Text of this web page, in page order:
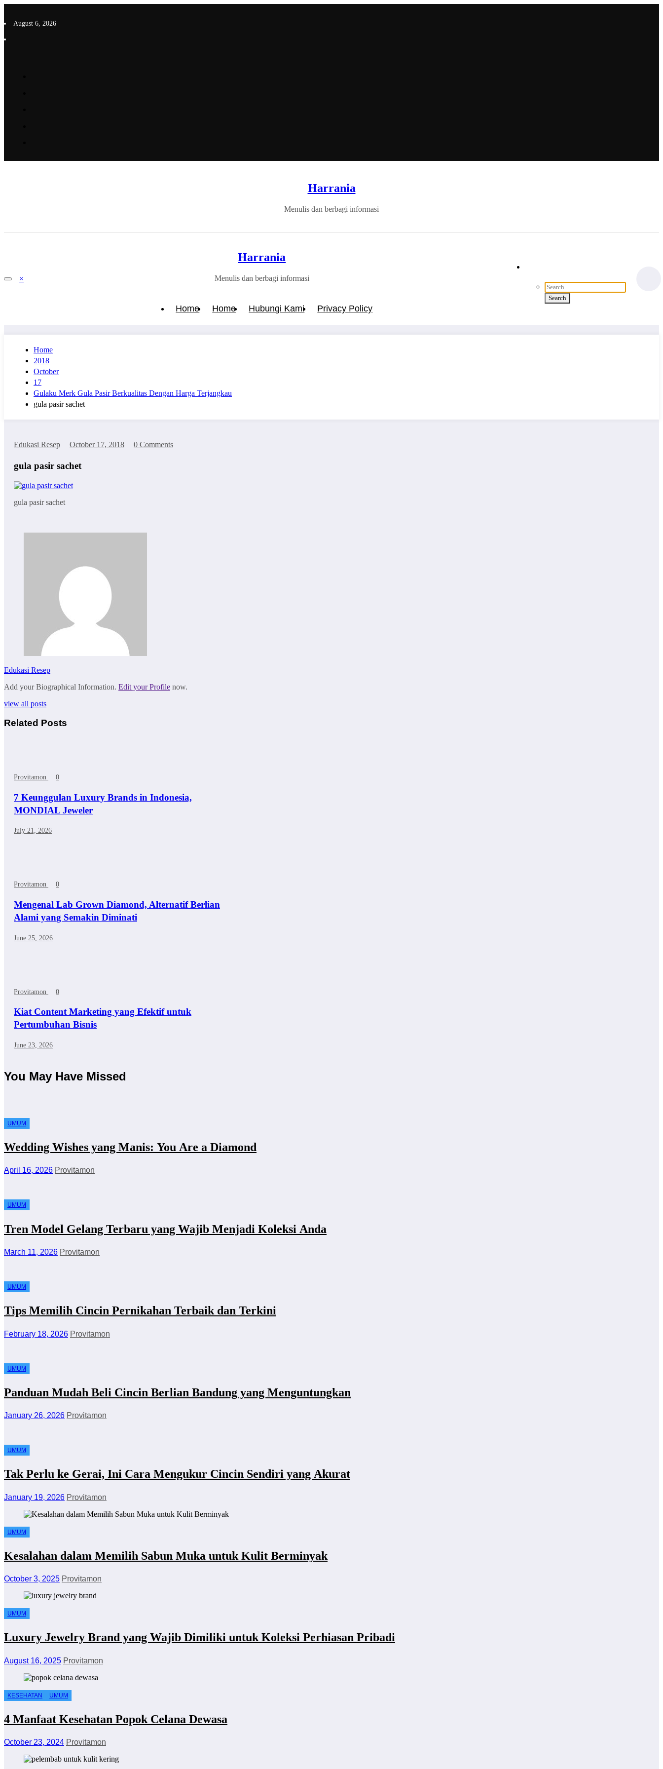
content
August 6, 2026
Harrania
Menulis dan berbagi informasi
×
Harrania
Menulis dan berbagi informasi
Home Home Hubungi Kami Privacy Policy
Home
2018
October
17
Gulaku Merk Gula Pasir Berkualitas Dengan Harga Terjangkau
gula pasir sachet
Edukasi Resep October 17, 2018 0 Comments
gula pasir sachet
gula pasir sachet
Edukasi Resep
Add your Biographical Information. Edit your Profile now.
view all posts
Related Posts
Provitamon 0
7 Keunggulan Luxury Brands in Indonesia,
MONDIAL Jeweler
July 21, 2026
Provitamon 0
Mengenal Lab Grown Diamond, Alternatif Berlian
Alami yang Semakin Diminati
June 25, 2026
Provitamon 0
Kiat Content Marketing yang Efektif untuk
Pertumbuhan Bisnis
June 23, 2026
You May Have Missed
UMUM
Wedding Wishes yang Manis: You Are a Diamond
April 16, 2026 Provitamon
UMUM
Tren Model Gelang Terbaru yang Wajib Menjadi Koleksi Anda
March 11, 2026 Provitamon
UMUM
Tips Memilih Cincin Pernikahan Terbaik dan Terkini
February 18, 2026 Provitamon
UMUM
Panduan Mudah Beli Cincin Berlian Bandung yang Menguntungkan
January 26, 2026 Provitamon
UMUM
Tak Perlu ke Gerai, Ini Cara Mengukur Cincin Sendiri yang Akurat
January 19, 2026 Provitamon
UMUM
Kesalahan dalam Memilih Sabun Muka untuk Kulit Berminyak
October 3, 2025 Provitamon
UMUM
Luxury Jewelry Brand yang Wajib Dimiliki untuk Koleksi Perhiasan Pribadi
August 16, 2025 Provitamon
KESEHATAN UMUM
4 Manfaat Kesehatan Popok Celana Dewasa
October 23, 2024 Provitamon